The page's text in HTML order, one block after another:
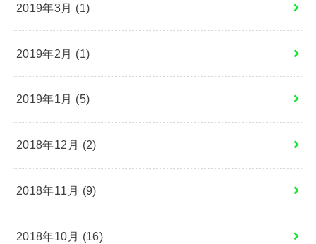
2019年3月 (1)
2019年2月 (1)
2019年1月 (5)
2018年12月 (2)
2018年11月 (9)
2018年10月 (16)